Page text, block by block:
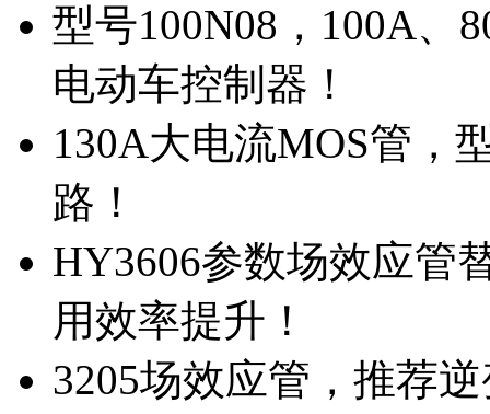
型号100N08，100A、
电动车控制器！
130A大电流MOS管，
路！
HY3606参数场效应管
用效率提升！
3205场效应管，推荐